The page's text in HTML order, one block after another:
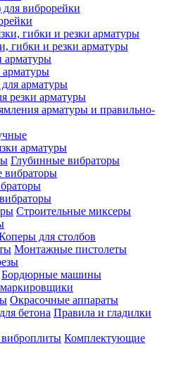
виброрейки
гибки и резки арматуры
арматуры
арматуры
арматуры
резки арматуры
арматуры и правильно-
арматуры
Глубинные вибраторы
вибраторы
Строительные миксеры
для столбов
Монтажные пистолеты
Бордюрные машины
Окрасочные аппараты
Правила и гладилки
Комплектующие